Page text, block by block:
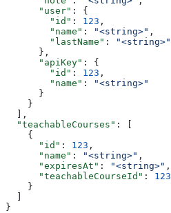
      "user"
: {
        "id"
: 123 ,
        "name"
: "<string>" ,
        "lastName"
:
"<string>"
      },
      "apiKey"
: {
        "id"
: 123 ,
        "name"
:
"<string>"
      }
    }
  ],
  "teachableCourses"
: [
    {
      "id"
: 123 ,
      "name"
: "<string>" ,
      "expiresAt"
: "<string>" ,
      "teachableCourseId"
: 123
    }
  ]
}